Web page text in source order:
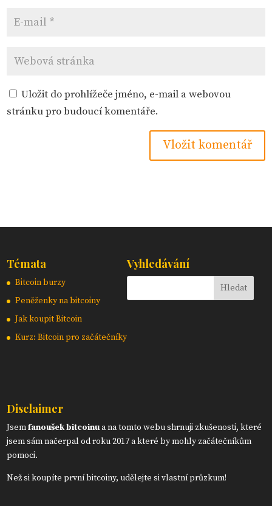
Uložit do prohlížeče jméno, e-mail a webovou
stránku pro budoucí komentáře.
Témata
Bitcoin burzy
Peněženky na bitcoiny
Jak koupit Bitcoin
Kurz: Bitcoin pro začátečníky
Vyhledávání
Disclaimer
Jsemfanoušek bitcoinua na tomto webu shrnuji zkušenosti, které
jsem sám načerpal od roku 2017 a které by mohly začátečníkům
pomoci.
Než si koupíte první bitcoiny, udělejte si vlastní průzkum!